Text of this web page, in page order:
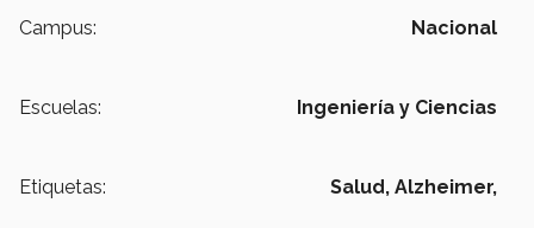
Campus: Nacional
Escuelas: Ingeniería y Ciencias
Etiquetas: Salud, Alzheimer,